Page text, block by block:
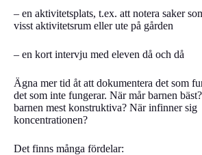
– en aktivitetsplats, t.ex. att notera saker
visst aktivitetsrum eller ute på gården
– en kort intervju med eleven då och då
Ägna mer tid åt att dokumentera det som
det som inte fungerar. När mår barnen
barnen mest konstruktiva? När infinner sig
koncentrationen?
Det finns många fördelar: